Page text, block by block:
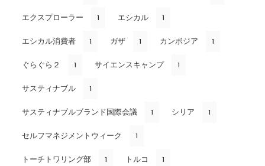
エクスプローラー 1 エシカル 1
エシカル消費者 1 ガザ 1 カンボジア 1
ぐらぐら２ 1 サイエンスキャンプ 1
サスティナブル 1
サスティナブルブランド国際会議 1 シリア 1
セルフマネジメントウィーク 1
トーチトワリング部 1 トルコ 1